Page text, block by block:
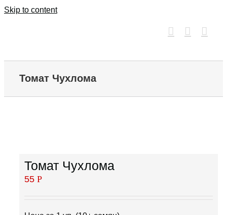
Skip to content
Томат Чухлома
Томат Чухлома
55 Р